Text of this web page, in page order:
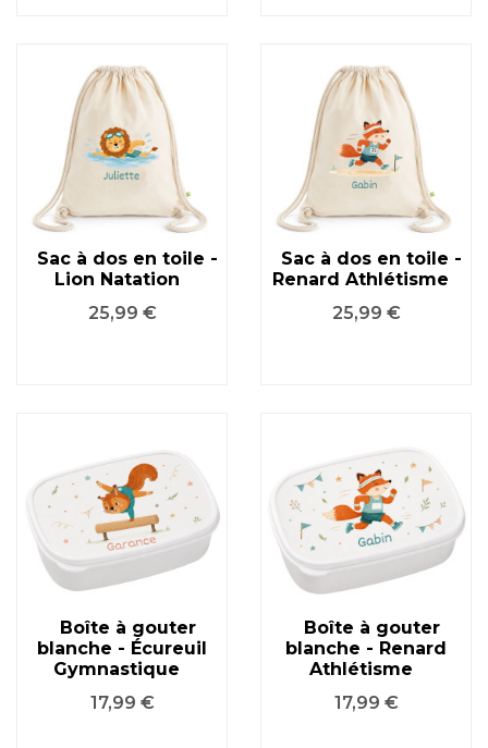
Sac à dos en toile -
Lion Natation
Prix
25,99 €
Sac à dos en toile -
Renard Athlétisme
Prix
25,99 €
Boîte à gouter
blanche - Écureuil
Gymnastique
Prix
17,99 €
Boîte à gouter
blanche - Renard
Athlétisme
Prix
17,99 €